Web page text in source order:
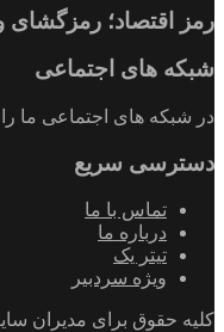
رمز اقتصاد؛ رمزگشای
شبکه های اجتماعی
در شبکه های اجتماعی ما را
دسترسی سریع
تماس با ما
درباره ما
تیتر یک
ویژه سردبیر
کلیه حقوق برای مدیران